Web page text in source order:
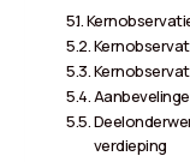
verdieping